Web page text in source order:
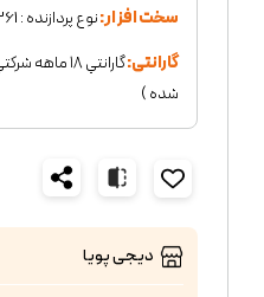
سخت افزار:نوع پردازنده : MTK6261
گارانتی:
گارانتي ١٨
شده )
دیجی پویا